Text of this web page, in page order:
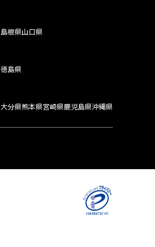
島根県山口県
徳島県
大分県熊本県宮崎県鹿児島県沖縄県